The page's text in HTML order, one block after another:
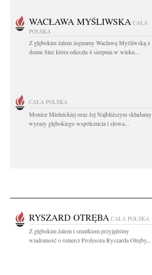
WACŁAWA MYŚLIWSKA CAŁA
POLSKA
Z głębokim żalem żegnamy Wacławę Myśliwską z
domu Stec która odeszła 4 sierpnia w wieku...
CAŁA POLSKA
Monice Mielnickiej oraz Jej Najbliższym składamy
wyrazy głębokiego współczucia i słowa...
RYSZARD OTRĘBA CAŁA POLSKA
Z głębokim żalem i smutkiem przyjęliśmy
wiadomość o śmierci Profesora Ryszarda Otręby...